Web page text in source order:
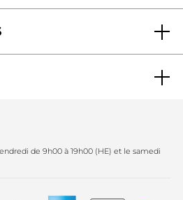
?
et le travail des enfants
de 9h00 à 19h00 (HE) et le samedi